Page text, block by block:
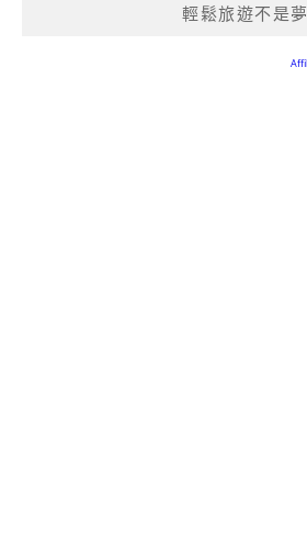
輕鬆旅遊不是夢